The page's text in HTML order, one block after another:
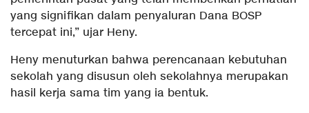
yang signifikan dalam penyaluran Dana BOSP
tercepat ini,” ujar Heny.
Heny menuturkan bahwa perencanaan kebutuhan
sekolah yang disusun oleh sekolahnya merupakan
hasil kerja sama tim yang ia bentuk.